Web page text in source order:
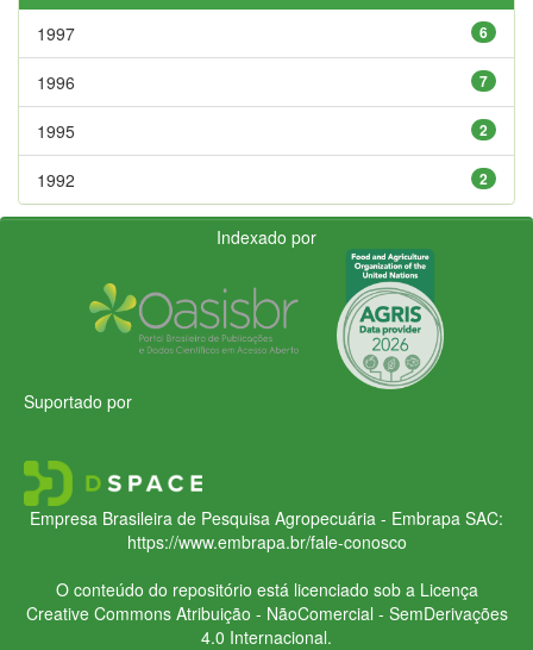
6
1997
7
1996
2
1995
2
1992
Indexado por
Suportado por
Empresa Brasileira de Pesquisa Agropecuária - Embrapa SAC:
https://www.embrapa.br/fale-conosco
O conteúdo do repositório está licenciado sob a Licença
Creative CommonsAtribuição - NãoComercial - SemDerivações
4.0 Internacional.